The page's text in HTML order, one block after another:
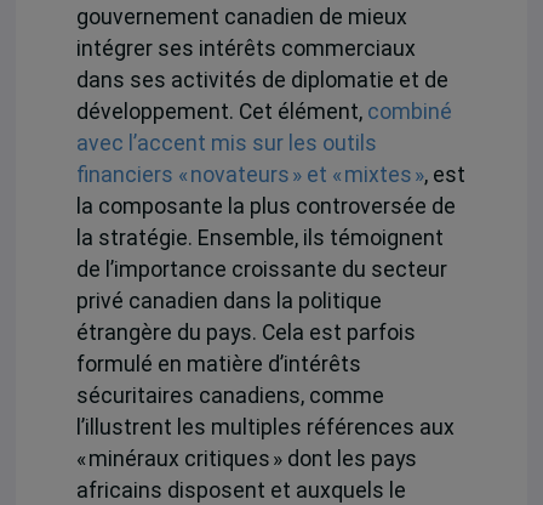
gouvernement canadien de mieux
intégrer ses intérêts commerciaux
dans ses activités de diplomatie et de
développement. Cet élément, combiné
avec l’accent mis sur les outils
financiers « novateurs » et « mixtes », est
la composante la plus controversée de
la stratégie. Ensemble, ils témoignent
de l’importance croissante du secteur
privé canadien dans la politique
étrangère du pays. Cela est parfois
formulé en matière d’intérêts
sécuritaires canadiens, comme
l’illustrent les multiples références aux
« minéraux critiques » dont les pays
africains disposent et auxquels le